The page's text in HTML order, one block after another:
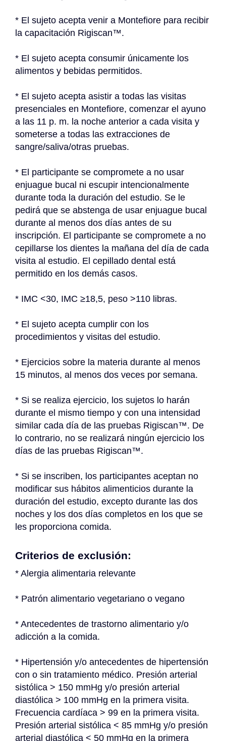
* El sujeto acepta venir a Montefiore para recibir
la capacitación Rigiscan™.
* El sujeto acepta consumir únicamente los
alimentos y bebidas permitidos.
* El sujeto acepta asistir a todas las visitas
presenciales en Montefiore, comenzar el ayuno
a las 11 p. m. la noche anterior a cada visita y
someterse a todas las extracciones de
sangre/saliva/otras pruebas.
* El participante se compromete a no usar
enjuague bucal ni escupir intencionalmente
durante toda la duración del estudio. Se le
pedirá que se abstenga de usar enjuague bucal
durante al menos dos días antes de su
inscripción. El participante se compromete a no
cepillarse los dientes la mañana del día de cada
visita al estudio. El cepillado dental está
permitido en los demás casos.
* IMC <30, IMC ≥18,5, peso >110 libras.
* El sujeto acepta cumplir con los
procedimientos y visitas del estudio.
* Ejercicios sobre la materia durante al menos
15 minutos, al menos dos veces por semana.
* Si se realiza ejercicio, los sujetos lo harán
durante el mismo tiempo y con una intensidad
similar cada día de las pruebas Rigiscan™. De
lo contrario, no se realizará ningún ejercicio los
días de las pruebas Rigiscan™.
* Si se inscriben, los participantes aceptan no
modificar sus hábitos alimenticios durante la
duración del estudio, excepto durante las dos
noches y los dos días completos en los que se
les proporciona comida.
Criterios de exclusión:
* Alergia alimentaria relevante
* Patrón alimentario vegetariano o vegano
* Antecedentes de trastorno alimentario y/o
adicción a la comida.
* Hipertensión y/o antecedentes de hipertensión
con o sin tratamiento médico. Presión arterial
sistólica > 150 mmHg y/o presión arterial
diastólica > 100 mmHg en la primera visita.
Frecuencia cardíaca > 99 en la primera visita.
Presión arterial sistólica < 85 mmHg y/o presión
arterial diastólica < 50 mmHg en la primera